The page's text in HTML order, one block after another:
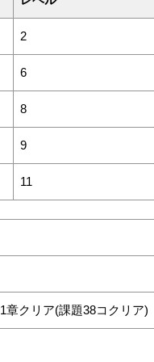
2
6
8
9
11
章クリア(課題38コクリア)